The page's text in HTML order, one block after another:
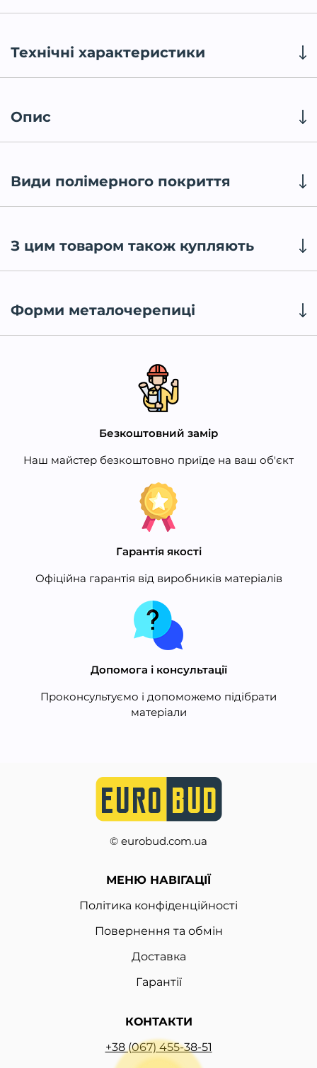
Технічні характеристики
Опис
Види полімерного покриття
З цим товаром також купляють
Форми металочерепиці
Безкоштовний замір
Наш майстер безкоштовно приїде на ваш об'єкт
Гарантія якості
Офіційна гарантія від виробників матеріалів
Допомога і консультації
Проконсультуємо і допоможемо підібрати
матеріали
© eurobud.com.ua
МЕНЮ НАВІГАЦІЇ
Політика конфіденційності
Повернення та обмін
Доставка
Гарантії
КОНТАКТИ
+38 (067) 455-38-51